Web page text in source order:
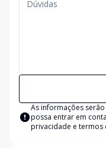
As informações
possa entrar em
privacidade e termos